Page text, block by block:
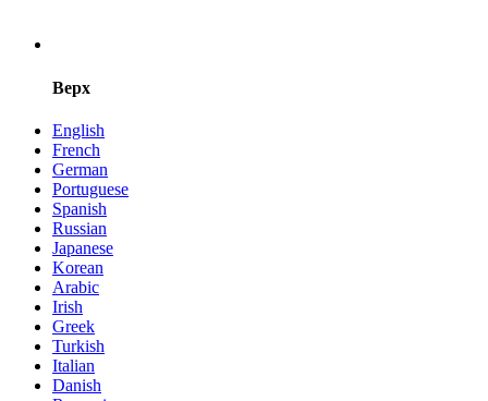
Верх
English
French
German
Portuguese
Spanish
Russian
Japanese
Korean
Arabic
Irish
Greek
Turkish
Italian
Danish